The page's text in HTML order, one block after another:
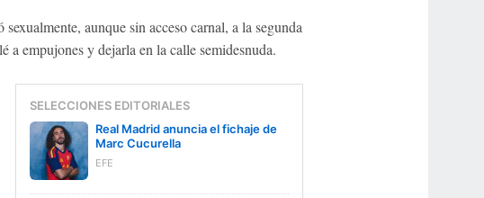
aunque sin acceso carnal, a la segunda
a empujones y dejarla en la calle semidesnuda.
SELECCIONES EDITORIALES
Real Madrid anuncia el fichaje de
Marc Cucurella
EFE